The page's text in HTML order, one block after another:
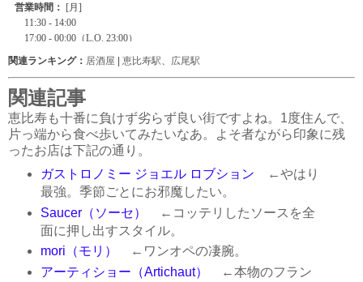
関連ランキング： 居酒屋 | 恵比寿駅 広尾駅
関連記事
恵比寿も十番に負けず劣らず良い街ですよね。1度住んで、
片っ端から食べ歩いてみたいなあ。よそ者ながら印象に残
ったお店は下記の通り。
ガストロノミー ジョエル ロブション ←やはり
最強。季節ごとにお邪魔したい。
Saucer（ソーセ）
←コッテリしたソースを全
面に押し出すスタイル。
mori（モリ）
←ワンオペの凄腕。
アーティショー（Artichaut）
←本物のフラン